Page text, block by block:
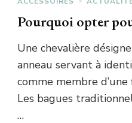
Pourquoi opter
Une chevalière
anneau servant à
comme membre
Les bagues
…